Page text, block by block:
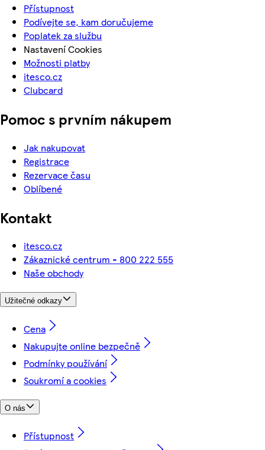
Přístupnost
Podívejte se, kam doručujeme
Poplatek za službu
Nastavení Cookies
Možnosti platby
itesco.cz
Clubcard
Pomoc s prvním nákupem
Jak nakupovat
Registrace
Rezervace času
Oblíbené
Kontakt
itesco.cz
Zákaznické centrum - 800 222 555
Naše obchody
Užitečné odkazy
Cena
Nakupujte online bezpečně
Podmínky používání
Soukromí a cookies
O nás
Přístupnost